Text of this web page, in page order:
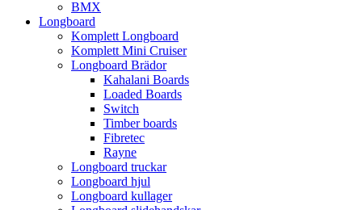
BMX
Longboard
Komplett Longboard
Komplett Mini Cruiser
Longboard Brädor
Kahalani Boards
Loaded Boards
Switch
Timber boards
Fibretec
Rayne
Longboard truckar
Longboard hjul
Longboard kullager